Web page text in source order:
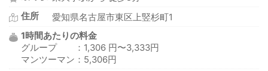
住所
愛知県名古屋市東区上竪杉町1
1時間あたりの料金
グループ ：1,306 円〜3,333円
マンツーマン：5,306円